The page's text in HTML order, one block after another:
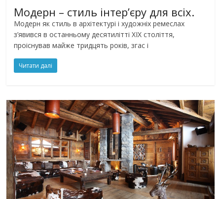
Модерн – стиль інтер’єру для всіх.
Модерн як стиль в архітектурі і художніх ремеслах
з’явився в останньому десятилітті XIX століття,
проіснував майже тридцять років, згас і
Читати далі